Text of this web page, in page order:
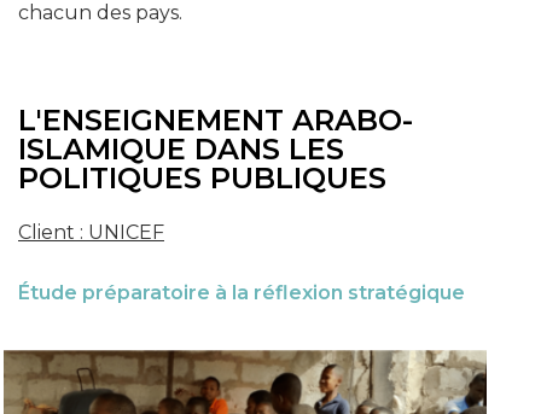
chacun des pays.
L'ENSEIGNEMENT ARABO-
ISLAMIQUE DANS LES
POLITIQUES PUBLIQUES
Client : UNICEF
Étude préparatoire à la réflexion stratégique